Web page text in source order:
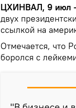
ЦХИНВАЛ, 9 июл
двух
ссылкой на
Отмечается, что
боролся с